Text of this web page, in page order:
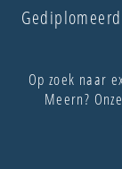
Op zoek naar
Meern?